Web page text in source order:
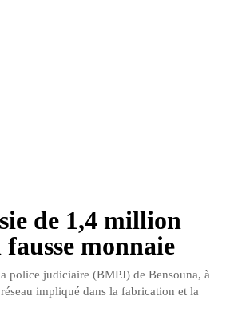
de 1,4 million
fausse monnaie
police judiciaire (BMPJ) de Bensouna, à
impliqué dans la fabrication et la